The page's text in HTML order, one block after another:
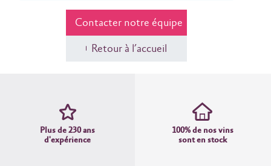
Contacter notre équipe
Retour à l’accueil
Plus de 230 ans
d'expérience
100% de nos vins
sont en stock